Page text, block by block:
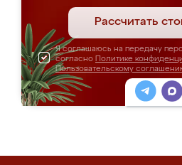
Рассчитать
Я соглашаюсь на передачу
согласно Политике
Пользовательскому